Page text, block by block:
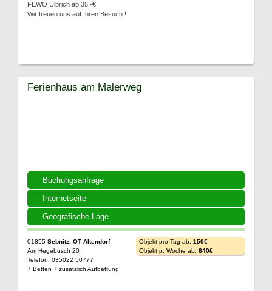
FEWO Ulbrich ab 35.-€
Wir freuen uns auf Ihren Besuch !
Buchungsanfrage
Internetseite
Geografische Lage
Ferienhaus am Malerweg
01855 Sebnitz, OT Altendorf
Am Hegebusch 20
Telefon: 035022 50777
7 Betten + zusätzlich Aufbettung
Objekt pro Tag ab: 150€
Objekt p. Woche ab: 840€